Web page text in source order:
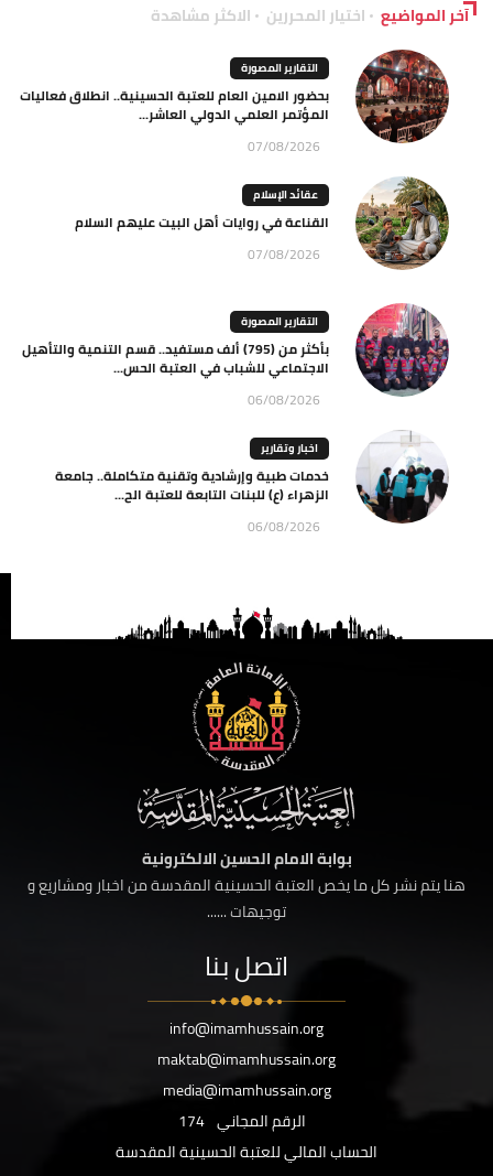
آخر المواضيع اختيار المحررين الاكثر مشاهدة
التقارير المصورة
بحضور الامين العام للعتبة الحسينية.. انطلاق فعاليات
المؤتمر العلمي الدولي العاشر...
07/08/2026
عقائد الإسلام
القناعة في روايات أهل البيت عليهم السلام
07/08/2026
التقارير المصورة
بأكثر من (795) ألف مستفيد.. قسم التنمية والتأهيل
الاجتماعي للشباب في العتبة الحس...
06/08/2026
اخبار وتقارير
خدمات طبية وإرشادية وتقنية متكاملة.. جامعة
الزهراء (ع) للبنات التابعة للعتبة الح...
06/08/2026
بوابة الامام الحسين الالكترونية
هنا يتم نشر كل ما يخص العتبة الحسينية المقدسة من اخبار ومشاريع و
توجيهات ......
اتصل بنا
info@imamhussain.org
maktab@imamhussain.org
media@imamhussain.org
الرقم المجاني 174
الحساب المالي للعتبة الحسينية المقدسة